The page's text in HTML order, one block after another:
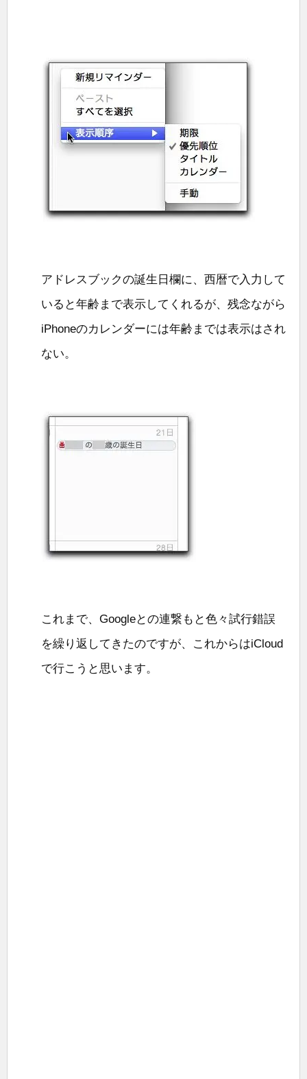
アドレスブックの誕生日欄に、西暦で入力して
いると年齢まで表示してくれるが、残念ながら
iPhoneのカレンダーには年齢までは表示はされ
ない。
これまで、Googleとの連繋もと色々試行錯誤
を繰り返してきたのですが、これからはiCloud
で行こうと思います。